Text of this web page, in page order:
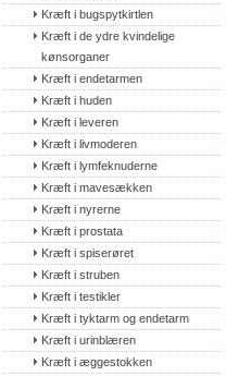
Kræft i bugspytkirtlen
Kræft i de ydre kvindelige
kønsorganer
Kræft i endetarmen
Kræft i huden
Kræft i leveren
Kræft i livmoderen
Kræft i lymfeknuderne
Kræft i mavesækken
Kræft i nyrerne
Kræft i prostata
Kræft i spiserøret
Kræft i struben
Kræft i testikler
Kræft i tyktarm og endetarm
Kræft i urinblæren
Kræft i æggestokken